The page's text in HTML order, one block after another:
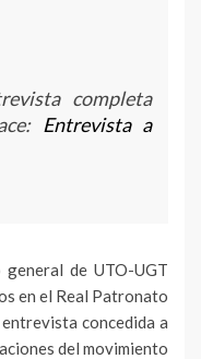
completa
Entrevista a
general de UTO-UGT
en el Real Patronato
concedida a
del movimiento